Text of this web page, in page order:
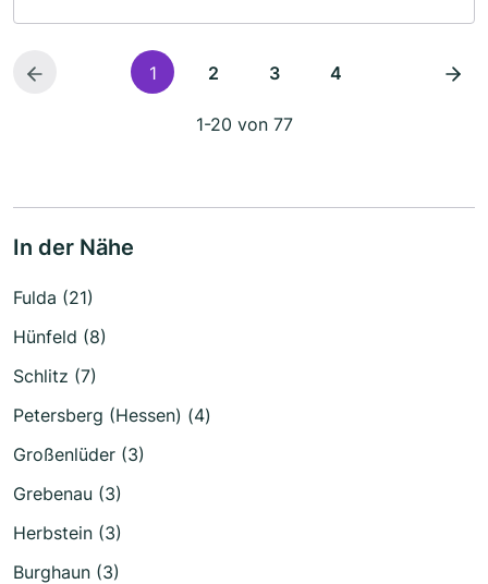
1 2 3 4
1-20 von 77
In der Nähe
Fulda (21)
Hünfeld (8)
Schlitz (7)
Petersberg (Hessen) (4)
Großenlüder (3)
Grebenau (3)
Herbstein (3)
Burghaun (3)